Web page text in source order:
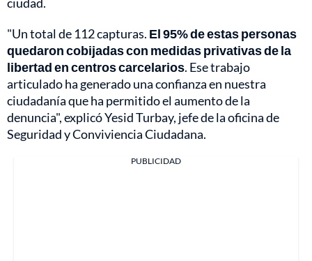
"Un total de 112 capturas. El 95% de estas personas
quedaron cobijadas con medidas privativas de la
libertad en centros carcelarios. Ese trabajo
articulado ha generado una confianza en nuestra
ciudadanía que ha permitido el aumento de la
denuncia", explicó Yesid Turbay, jefe de la oficina de
Seguridad y Conviviencia Ciudadana.
PUBLICIDAD